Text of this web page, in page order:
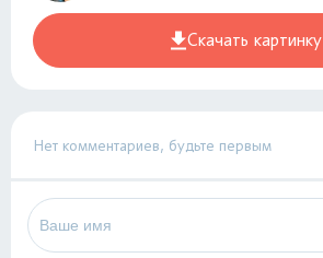
Скачать картинку
Нет комментариев, будьте первым